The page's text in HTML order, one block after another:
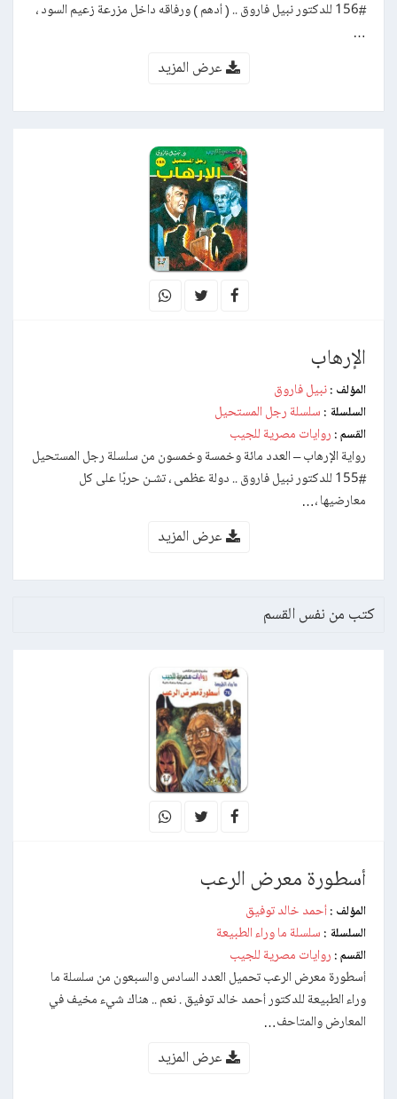
#156 للدكتور نبيل فاروق .. ( أدهم ) ورفاقه داخل مزرعة زعيم السود ،
…
عرض المزيد
الإرهاب
المؤلف : نبيل فاروق
السلسلة : سلسلة رجل المستحيل
القسم : روايات مصرية للجيب
رواية الإرهاب – العدد مائة وخمسة وخمسون من سلسلة رجل المستحيل
#155 للدكتور نبيل فاروق .. دولة عظمى ، تشـن حربًا على كل
معارضيها ،…
عرض المزيد
كتب من نفس القسم
أسطورة معرض الرعب
المؤلف : أحمد خالد توفيق
السلسلة : سلسلة ما وراء الطبيعة
القسم : روايات مصرية للجيب
أسطورة معرض الرعب تحميل العدد السادس والسبعون من سلسلة ما
وراء الطبيعة للدكتور أحمد خالد توفيق . نعم .. هناك شيء مخيف في
المعارض والمتاحف…
عرض المزيد